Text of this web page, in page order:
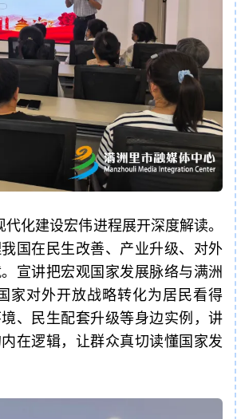
化建设宏伟进程展开深度解读。
国在民生改善、产业升级、对外
宣讲把宏观国家发展脉络与满洲
家对外开放战略转化为居民看得
、民生配套升级等身边实例，讲
在逻辑，让群众真切读懂国家发